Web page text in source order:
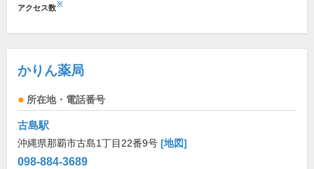
アクセス数※
かりん薬局
所在地・電話番号
古島駅
沖縄県那覇市古島1丁目22番9号 [地図]
098-884-3689